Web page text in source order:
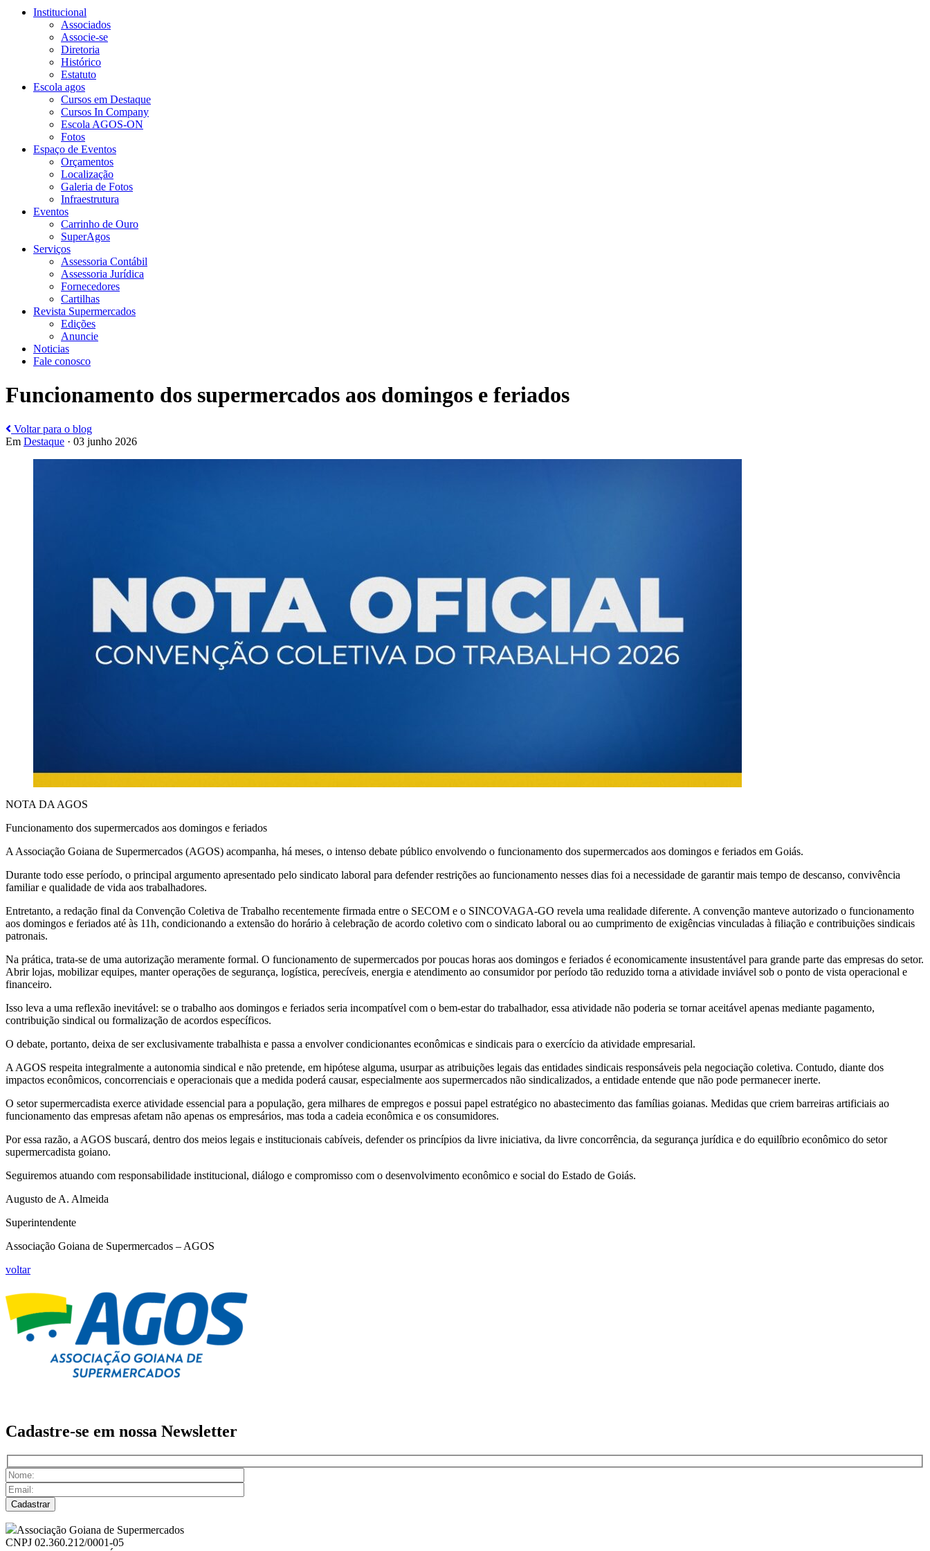
Institucional
Associados
Associe-se
Diretoria
Histórico
Estatuto
Escola agos
Cursos em Destaque
Cursos In Company
Escola AGOS-ON
Fotos
Espaço de Eventos
Orçamentos
Localização
Galeria de Fotos
Infraestrutura
Eventos
Carrinho de Ouro
SuperAgos
Serviços
Assessoria Contábil
Assessoria Jurídica
Fornecedores
Cartilhas
Revista Supermercados
Edições
Anuncie
Noticias
Fale conosco
Funcionamento dos supermercados aos domingos e feriados
Voltar para o blog
Em Destaque · 03 junho 2026
NOTA DA AGOS
Funcionamento dos supermercados aos domingos e feriados
A Associação Goiana de Supermercados (AGOS) acompanha, há meses, o intenso debate público envolvendo o funcionamento dos supermercados aos domingos e feriados em Goiás.
Durante todo esse período, o principal argumento apresentado pelo sindicato laboral para defender restrições ao funcionamento nesses dias foi a necessidade de garantir mais tempo de descanso, convivência
familiar e qualidade de vida aos trabalhadores.
Entretanto, a redação final da Convenção Coletiva de Trabalho recentemente firmada entre o SECOM e o SINCOVAGA-GO revela uma realidade diferente. A convenção manteve autorizado o funcionamento
aos domingos e feriados até às 11h, condicionando a extensão do horário à celebração de acordo coletivo com o sindicato laboral ou ao cumprimento de exigências vinculadas à filiação e contribuições sindicais
patronais.
Na prática, trata-se de uma autorização meramente formal. O funcionamento de supermercados por poucas horas aos domingos e feriados é economicamente insustentável para grande parte das empresas do setor.
Abrir lojas, mobilizar equipes, manter operações de segurança, logística, perecíveis, energia e atendimento ao consumidor por período tão reduzido torna a atividade inviável sob o ponto de vista operacional e
financeiro.
Isso leva a uma reflexão inevitável: se o trabalho aos domingos e feriados seria incompatível com o bem-estar do trabalhador, essa atividade não poderia se tornar aceitável apenas mediante pagamento,
contribuição sindical ou formalização de acordos específicos.
O debate, portanto, deixa de ser exclusivamente trabalhista e passa a envolver condicionantes econômicas e sindicais para o exercício da atividade empresarial.
A AGOS respeita integralmente a autonomia sindical e não pretende, em hipótese alguma, usurpar as atribuições legais das entidades sindicais responsáveis pela negociação coletiva. Contudo, diante dos
impactos econômicos, concorrenciais e operacionais que a medida poderá causar, especialmente aos supermercados não sindicalizados, a entidade entende que não pode permanecer inerte.
O setor supermercadista exerce atividade essencial para a população, gera milhares de empregos e possui papel estratégico no abastecimento das famílias goianas. Medidas que criem barreiras artificiais ao
funcionamento das empresas afetam não apenas os empresários, mas toda a cadeia econômica e os consumidores.
Por essa razão, a AGOS buscará, dentro dos meios legais e institucionais cabíveis, defender os princípios da livre iniciativa, da livre concorrência, da segurança jurídica e do equilíbrio econômico do setor
supermercadista goiano.
Seguiremos atuando com responsabilidade institucional, diálogo e compromisso com o desenvolvimento econômico e social do Estado de Goiás.
Augusto de A. Almeida
Superintendente
Associação Goiana de Supermercados – AGOS
voltar
Cadastre-se em nossa Newsletter
Associação Goiana de Supermercados
CNPJ 02.360.212/0001-05